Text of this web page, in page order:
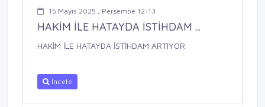
15 Mayıs 2025 , Perşembe 12:13
HAKİM İLE HATAYDA İSTİHDAM ...
HAKİM İLE HATAYDA İSTİHDAM ARTIYOR
İncele